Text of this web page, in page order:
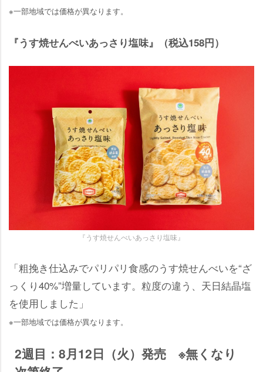
※一部地域では価格が異なります。
『うす焼せんべいあっさり塩味』（税込158円）
『うす焼せんべいあっさり塩味』
「粗挽き仕込みでパリパリ食感のうす焼せんべいを“ざ
っくり40%”増量しています。粒度の違う、天日結晶塩
を使用しました」
※一部地域では価格が異なります。
2週目：8月12日（火）発売 ※無くなり